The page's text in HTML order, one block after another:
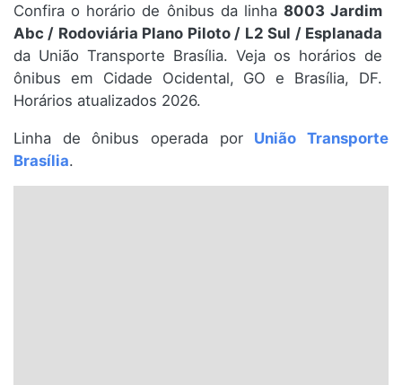
Espírito Santo
Paraná
Santa Catarina
Rio Grande do Sul
Confira o horário de ônibus da linha 8003 Jardim
Abc / Rodoviária Plano Piloto / L2 Sul / Esplanada
da União Transporte Brasília. Veja os horários de
ônibus em Cidade Ocidental, GO e Brasília, DF.
Horários atualizados 2026.
Linha de ônibus operada por União Transporte
Brasília.